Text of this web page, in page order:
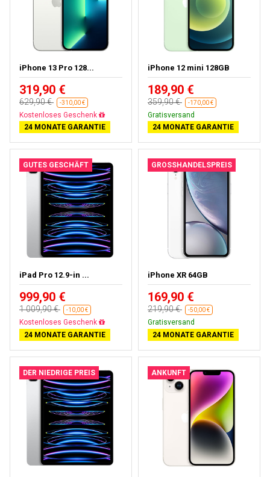
iPhone 13 Pro 128...
319,90 €
629,90 € -310,00 €
Gratisversand
24 MONATE GARANTIE
iPhone 12 mini 128GB
189,90 €
359,90 € -170,00 €
Gratisversand
24 MONATE GARANTIE
GUTES GESCHÄFT
iPad Pro 12.9-in ...
999,90 €
1 009,90 € -10,00 €
Fast ausverkauft
24 MONATE GARANTIE
GROSSHANDELSPREIS
iPhone XR 64GB
169,90 €
219,90 € -50,00 €
Gratisversand
24 MONATE GARANTIE
DER NIEDRIGE PREIS ANKUNFT